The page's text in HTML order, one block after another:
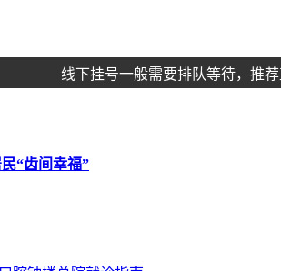
线下挂号一般需要排队等待，推
“齿间幸福”